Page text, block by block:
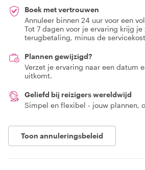
Boek met vertrouwen
Annuleer binnen 24 uur voor een
Tot 7 dagen voor je ervaring krijg je
terugbetaling, minus de
Plannen gewijzigd?
Verzet je ervaring naar een datum
uitkomt.
Geliefd bij reizigers wereldwijd
Simpel en flexibel - jouw plannen,
Toon annuleringsbeleid